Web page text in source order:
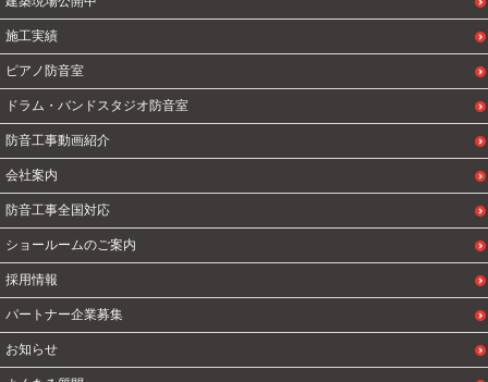
施工実績
ピアノ防音室
ドラム・バンドスタジオ防音室
防音工事動画紹介
会社案内
防音工事全国対応
ショールームのご案内
採用情報
パートナー企業募集
お知らせ